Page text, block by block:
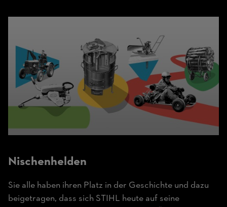
Nischenhelden
Sie alle haben ihren Platz in der Geschichte und dazu
beigetragen, dass sich STIHL heute auf seine